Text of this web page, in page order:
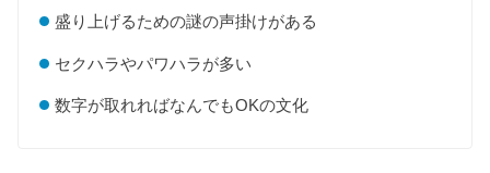
盛り上げるための謎の声掛けがある
セクハラやパワハラが多い
数字が取れればなんでもOKの文化